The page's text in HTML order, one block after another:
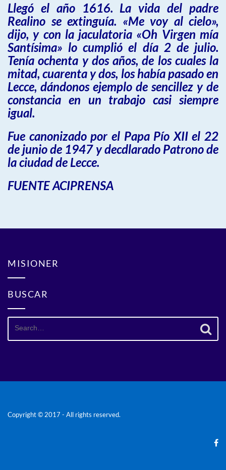
Llegó el año 1616. La vida del padre
Realino se extinguía. «Me voy al cielo»,
dijo, y con la jaculatoria «Oh Virgen mía
Santísima» lo cumplió el día 2 de julio.
Tenía ochenta y dos años, de los cuales la
mitad, cuarenta y dos, los había pasado en
Lecce, dándonos ejemplo de sencillez y de
constancia en un trabajo casi siempre
igual.
Fue canonizado por el Papa Pío XII el 22
de junio de 1947 y decdlarado Patrono de
la ciudad de Lecce.
FUENTE ACIPRENSA
MISIONER
BUSCAR
Search
Copyright © 2017 - All rights reserved.